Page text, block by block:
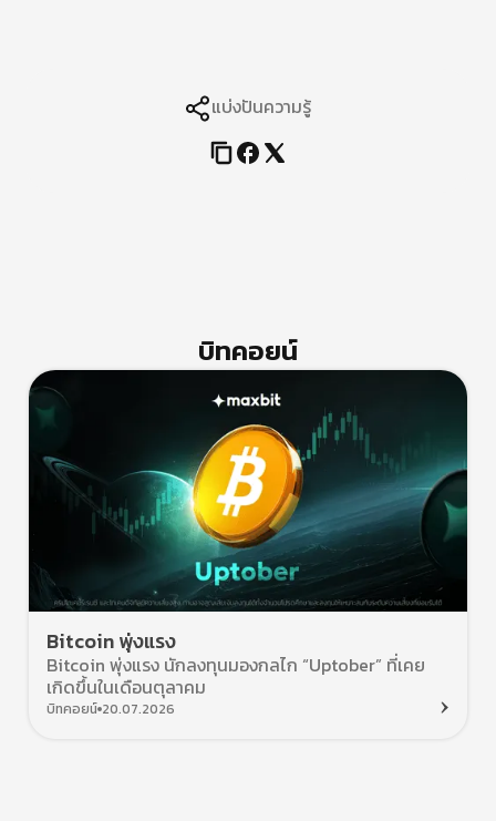
แบ่งปันความรู้
บิทคอยน์
Bitcoin พุ่งแรง
Bitcoin พุ่งแรง นักลงทุนมองกลไก “Uptober” ที่เคย
เกิดขึ้นในเดือนตุลาคม
บิทคอยน์ 20.07.2026